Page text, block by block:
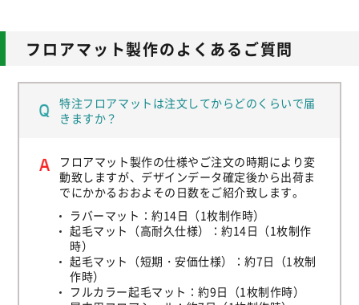
フロアマット製作のよくあるご質問
特注フロアマットは注文してからどのくらいで届
きますか？
フロアマット製作の仕様やご注文の時期により変
動致しますが、デザインデータ確定後から出荷ま
でにかかるおおよその日数をご紹介致します。
ラバーマット：約14日（1枚制作時）
起毛マット（高耐久仕様）：約14日（1枚制作
時）
起毛マット（短期・安価仕様）：約7日（1枚制
作時）
フルカラー起毛マット：約9日（1枚制作時）